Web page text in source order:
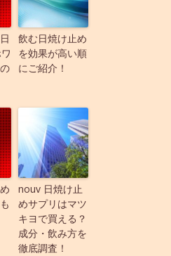
飲む日焼け止め
を効果が高い順
にご紹介！
nouv 日焼け止
めサプリはマツ
キヨで買える？
成分・飲み方を
徹底調査！